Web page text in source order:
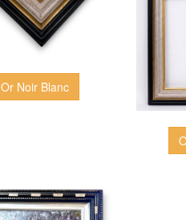
Or Noir Blanc